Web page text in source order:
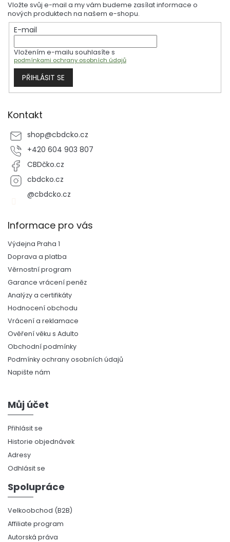
Vložte svůj e-mail a my vám budeme zasílat informace o
nových produktech na našem e-shopu.
E-mail
Vložením e-mailu souhlasíte s
podmínkami ochrany osobních údajů
PŘIHLÁSIT SE
Kontakt
shop@cbdcko.cz
+420 604 903 807
CBDčko.cz
cbdcko.cz
@cbdcko.cz
Informace pro vás
Výdejna Praha 1
Doprava a platba
Věrnostní program
Garance vrácení peněz
Analýzy a certifikáty
Hodnocení obchodu
Vrácení a reklamace
Ověření věku s Adulto
Obchodní podmínky
Podmínky ochrany osobních údajů
Napište nám
Můj účet
Přihlásit se
Historie objednávek
Adresy
Odhlásit se
Spolupráce
Velkoobchod (B2B)
Affiliate program
Autorská práva